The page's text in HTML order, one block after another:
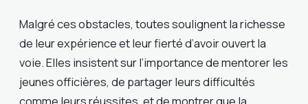
Malgré ces obstacles, toutes soulignent la richesse
de leur expérience et leur fierté d’avoir ouvert la
voie. Elles insistent sur l’importance de mentorer les
jeunes officières, de partager leurs difficultés
comme leurs réussites, et de montrer que la